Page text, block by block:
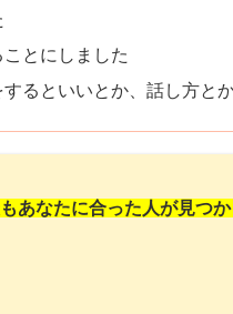
とにしました
るといいとか、話し方と
あなたに合った人が見つか